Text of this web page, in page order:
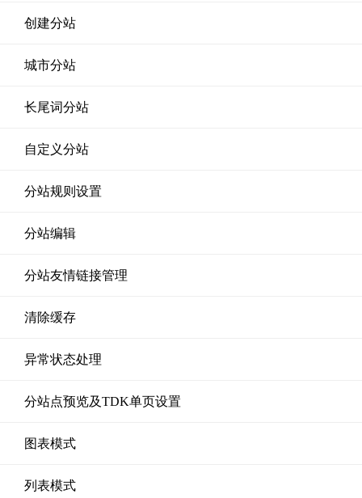
创建分站
城市分站
长尾词分站
自定义分站
分站规则设置
分站编辑
分站友情链接管理
清除缓存
异常状态处理
分站点预览及TDK单页设置
图表模式
列表模式